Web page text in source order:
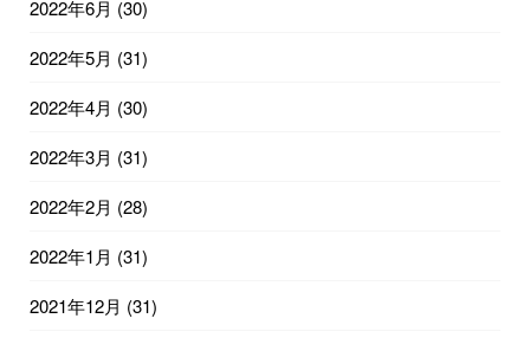
2022年6月 (30)
2022年5月 (31)
2022年4月 (30)
2022年3月 (31)
2022年2月 (28)
2022年1月 (31)
2021年12月 (31)